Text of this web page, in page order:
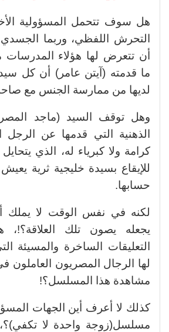
هل سوف تتحمل المسؤولية
التحرش اللفظي، وربما
أن تتعرض لها هؤلاء
ما قدمته (آيتن عامر) أن كل
لديها من ممارسة الجنس مع
وهل توقف السيد (ماجد
الذهنية التي قدمها عن
كرامة ولا كبرياء له، الذي
للإيقاع بسيدة خليجية ثرية
حسابها.
لكنه في نفس الوقت لا يملك
يجعله يصون تلك العلاقة؟!،
التعليقات الساخرة
لها الرجال المصريون العاملون
مشاهدة هذا المسلسل؟!
كذلك لا أعرف أين الجهات
مسلسل(زوجة واحدة لا